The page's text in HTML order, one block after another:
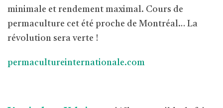
minimale et rendement maximal. Cours de
permaculture cet été proche de Montréal… La
révolution sera verte !
permacultureinternationale.com